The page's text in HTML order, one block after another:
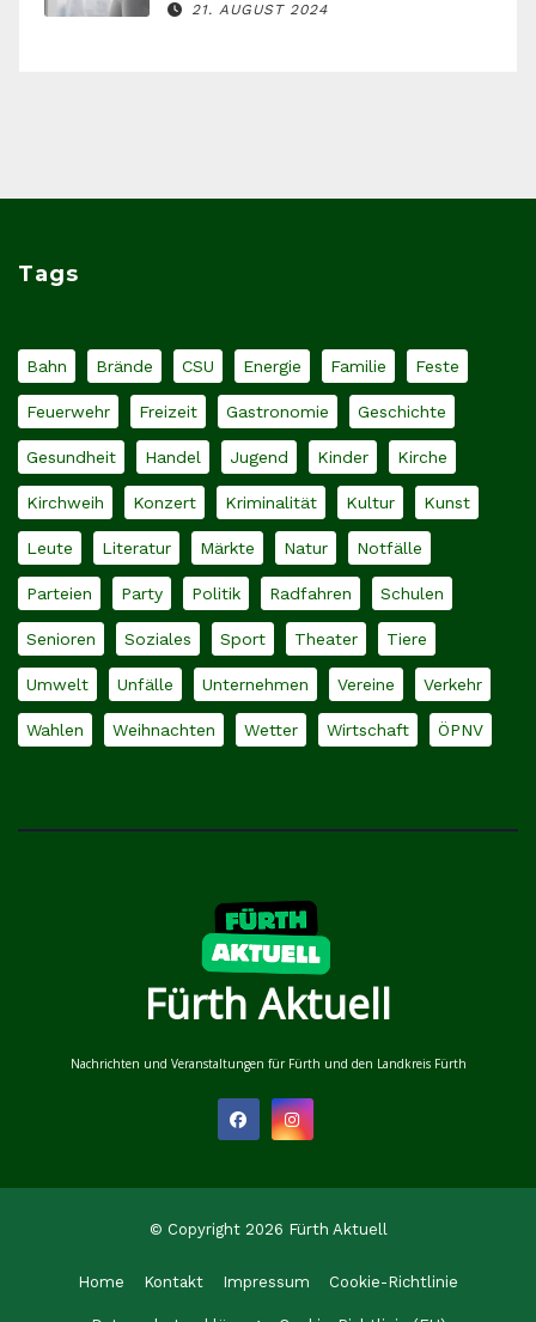
21. AUGUST 2024
Tags
Bahn Brände CSU Energie Familie Feste
Feuerwehr Freizeit Gastronomie Geschichte
Gesundheit Handel Jugend Kinder Kirche
Kirchweih Konzert Kriminalität Kultur Kunst
Leute Literatur Märkte Natur Notfälle
Parteien Party Politik Radfahren Schulen
Senioren Soziales Sport Theater Tiere
Umwelt Unfälle Unternehmen Vereine Verkehr
Wahlen Weihnachten Wetter Wirtschaft ÖPNV
Fürth Aktuell
Nachrichten und Veranstaltungen für Fürth und den Landkreis Fürth
© Copyright 2026 Fürth Aktuell
Home Kontakt Impressum Cookie-Richtlinie